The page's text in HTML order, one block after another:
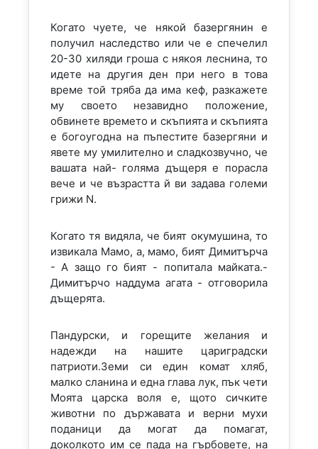
Когато чуете, че някой базергянин е
получил наследство или че е спечелил
20-30 хиляди гроша с някоя леснина, то
идете на другия ден при него в това
време той тряба да има кеф, разкажете
му своето незавидно положение,
обвинете времето и скъпията и скъпията
е богоугодна на пъпестите базергяни и
явете му умилително и сладкозвучно, че
вашата най- голяма дъщеря е порасла
вече и че възрастта й ви задава големи
грижи N.
Когато тя видяла, че бият окумушина, то
извикала Мамо, а, мамо, бият Димитърча
- А защо го бият - попитала майката.-
Димитърчо наддума агата - отговорила
дъщерята.
Пандурски, и горещите желания и
надежди на нашите цариградски
патриоти.Земи си един комат хляб,
малко сланина и една глава лук, пък чети
Моята царска воля е, щото сичките
животни по държавата и верни мухи
поданици да могат да помагат,
доколкото им се пада на гърбовете, на